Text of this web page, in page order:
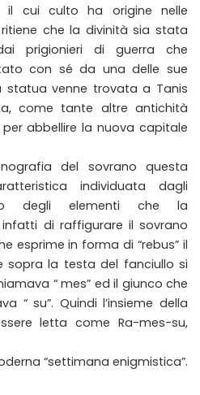
il cui culto ha origine nelle
che la divinità sia stata
prigionieri di guerra che
con sé da una delle sue
statua venne trovata a Tanis
come tante altre antichità
abbellire la nuova capitale
del sovrano questa
individuata dagli
degli elementi che la
di raffigurare il sovrano
esprime in forma di “rebus” il
sopra la testa del fanciullo si
“ mes” ed il giunco che
“ su”. Quindi l’insieme della
letta come Ra-mes-su,
“settimana enigmistica”.